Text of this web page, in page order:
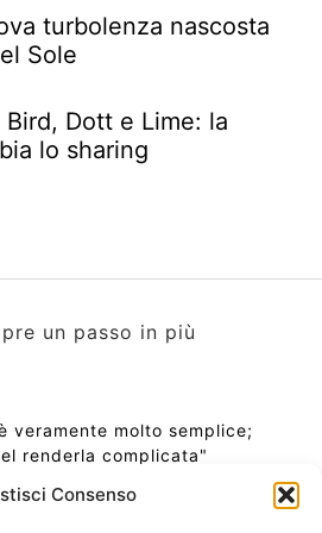
Consenso
turbolenza nascosta
Sole
Dott e Lime: la
lo sharing
un passo in più
veramente molto semplice;
renderla complicata"